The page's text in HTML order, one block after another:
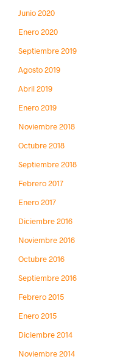
Junio 2020
Enero 2020
Septiembre 2019
Agosto 2019
Abril 2019
Enero 2019
Noviembre 2018
Octubre 2018
Septiembre 2018
Febrero 2017
Enero 2017
Diciembre 2016
Noviembre 2016
Octubre 2016
Septiembre 2016
Febrero 2015
Enero 2015
Diciembre 2014
Noviembre 2014